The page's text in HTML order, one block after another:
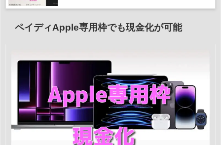
ペイディApple専用枠でも現金化が可能